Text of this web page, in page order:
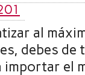
al
debes de
el